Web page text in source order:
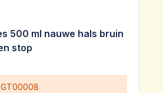
van 5 van 5 sterren
500 ml nauwe hals bruin
stop
GT00008